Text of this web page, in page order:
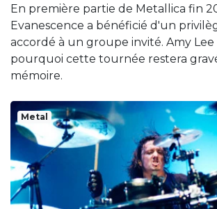
En première partie de Metallica fin
Evanescence a bénéficié d'un
accordé à un groupe invité. Amy
pourquoi cette tournée restera
mémoire.
Metal